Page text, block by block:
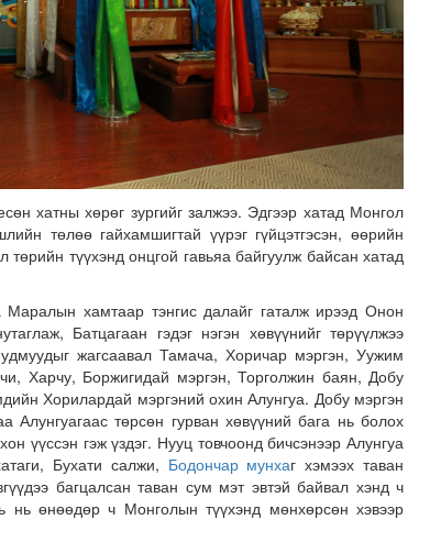
хатны хөрөг зургийг залжээ. Эдгээр хатад Монгол
төлөө гайхамшигтай үүрэг гүйцэтгэсэн, өөрийн
түүхэнд онцгой гавьяа байгуулж байсан хатад
Маралын хамтаар тэнгис далайг гаталж ирээд Онон
Батцагаан гэдэг нэгэн хөвүүнийг төрүүлжээ
жагсаавал Тамача, Хоричар мэргэн, Уужим
Харчу, Боржигидай мэргэн, Торголжин баян, Добу
Хорилардай мэргэний охин Алунгуа. Добу мэргэн
төрсөн гурван хөвүүний бага нь болох
үүссэн гэж үздэг. Нууц товчоонд бичсэнээр Алунгуа
Бухати салжи, Бодончар мунхаг хэмээх таван
багцалсан таван сум мэт эвтэй байвал хэнд ч
нь өнөөдөр ч Монголын түүхэнд мөнхөрсөн хэвээр